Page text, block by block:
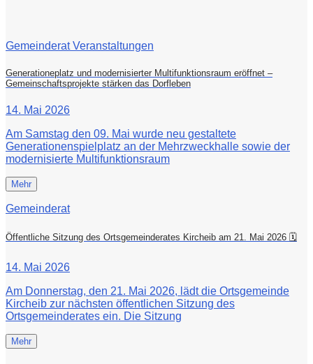
Gemeinderat Veranstaltungen
Generationeplatz und modernisierter Multifunktionsraum eröffnet –
Gemeinschaftsprojekte stärken das Dorfleben
14. Mai 2026
Am Samstag den 09. Mai wurde neu gestaltete
Generationenspielplatz an der Mehrzweckhalle sowie der
modernisierte Multifunktionsraum
Mehr
Gemeinderat
Öffentliche Sitzung des Ortsgemeinderates Kircheib am 21. Mai 2026 🗓
14. Mai 2026
Am Donnerstag, den 21. Mai 2026, lädt die Ortsgemeinde
Kircheib zur nächsten öffentlichen Sitzung des
Ortsgemeinderates ein. Die Sitzung
Mehr